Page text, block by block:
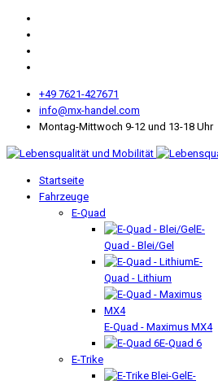
+49 7621-427671
info@mx-handel.com
Montag-Mittwoch 9-12 und 13-18 Uhr
Startseite
Fahrzeuge
E-Quad
E-
Quad - Blei/Gel
E-
Quad - Lithium
E-Quad - Maximus MX4
E-Quad 6
E-Trike
E-